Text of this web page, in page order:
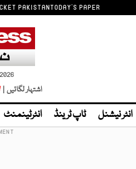
PAKISTANTODAY'S PAPER
اشتہار لگائیں |
انٹر نیشنل ٹاپ ٹرینڈ انٹرٹینمنٹ